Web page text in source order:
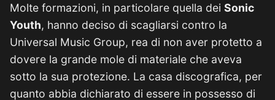
Molte formazioni, in particolare quella dei Sonic
Youth, hanno deciso di scagliarsi contro la
Universal Music Group, rea di non aver protetto a
dovere la grande mole di materiale che aveva
sotto la sua protezione. La casa discografica, per
quanto abbia dichiarato di essere in possesso di